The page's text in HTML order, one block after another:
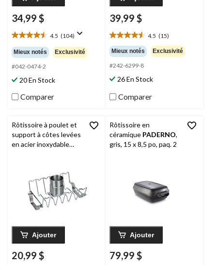
34,99 $
4.5 (104)
4.5
étoile(s)
sur
5.
104
évaluations
Mieux notés Exclusivité
#042-0474-2
20 En Stock
Comparer
39,99 $
4.5 (15)
4.5
étoile(s)
sur
5.
15
Mieux notés Exclusivité
#242-6299-8
26 En Stock
Comparer
Rôtissoire à poulet et
support à côtes levées
en acier inoxydable
Ajouter
20,99 $
Rôtissoire en
céramique PADERNO,
gris, 15 x 8,5 po, paq. 2
Ajouter
79,99 $